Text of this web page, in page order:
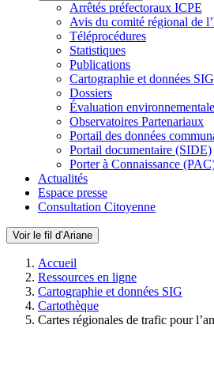
Arrêtés préfectoraux ICPE
Avis du comité régional de
Téléprocédures
Statistiques
Publications
Cartographie et données SIG
Dossiers
Évaluation environnementale
Observatoires Partenariaux
Portail des données
Portail documentaire (SIDE)
Porter à Connaissance
Actualités
Espace presse
Consultation Citoyenne
Voir le fil d’Ariane
Accueil
Ressources en ligne
Cartographie et données SIG
Cartothèque
Cartes régionales de trafic pour